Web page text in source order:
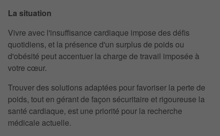
La situation
Vivre avec l'insuffisance cardiaque impose des défis
quotidiens, et la présence d'un surplus de poids ou
d'obésité peut accentuer la charge de travail imposée à
votre cœur.
Trouver des solutions adaptées pour favoriser la perte de
poids, tout en gérant de façon sécuritaire et rigoureuse la
santé cardiaque, est une priorité pour la recherche
médicale actuelle.